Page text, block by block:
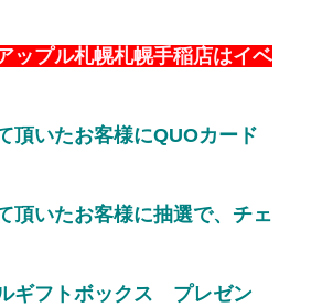
ップル札幌札幌手稲店はイベ
頂いたお客様にQUOカード
頂いたお客様に抽選で、チェ
ギフトボックス　プレゼン